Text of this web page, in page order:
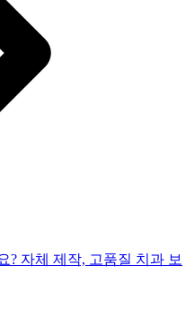
? 자체 제작, 고품질 치과 보